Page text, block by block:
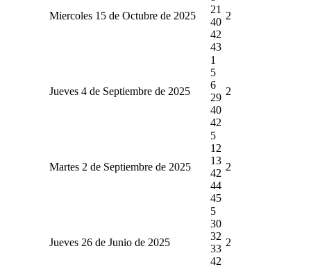
Miercoles 15 de Octubre de 2025
21
40
42
43
2
Jueves 4 de Septiembre de 2025
1
5
6
29
40
42
2
Martes 2 de Septiembre de 2025
5
12
13
42
44
45
2
Jueves 26 de Junio de 2025
5
30
32
33
42
2